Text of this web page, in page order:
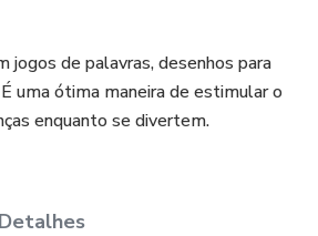
jogos de palavras, desenhos para
uma ótima maneira de estimular o
enquanto se divertem.
Detalhes